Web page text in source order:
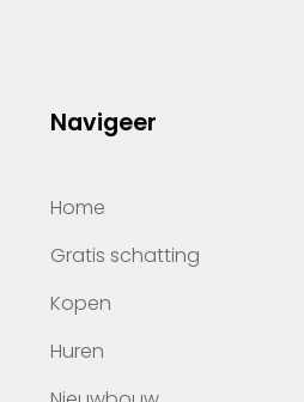
Navigeer
Home
Gratis schatting
Kopen
Huren